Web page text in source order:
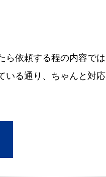
ら依頼する程の内容では
いる通り、ちゃんと対応